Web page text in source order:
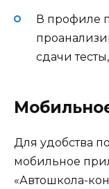
В профиле
сдачи
Для удобства
мобильное
«Автошкола-